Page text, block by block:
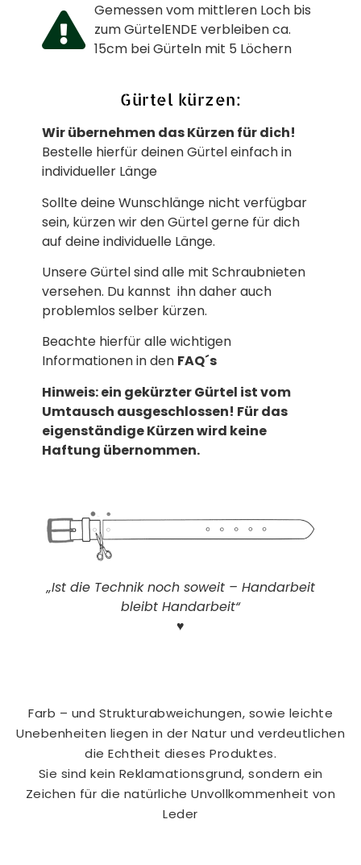
Gemessen vom mittleren Loch bis
zum GürtelENDE verbleiben ca.
15cm bei Gürteln mit 5 Löchern
Gürtel kürzen:
Wir übernehmen das Kürzen für dich!
Bestelle hierfür deinen Gürtel einfach in
individueller Länge
Sollte deine Wunschlänge nicht verfügbar
sein, kürzen wir den Gürtel gerne für dich
auf deine individuelle Länge.
Unsere Gürtel sind alle mit Schraubnieten
versehen. Du kannst ihn daher auch
problemlos selber kürzen.
Beachte hierfür alle wichtigen
Informationen in den FAQ´s
Hinweis: ein gekürzter Gürtel ist vom
Umtausch ausgeschlossen! Für das
eigenständige Kürzen wird keine
Haftung übernommen.
„Ist die Technik noch soweit – Handarbeit
bleibt Handarbeit“
♥
Farb – und Strukturabweichungen, sowie leichte
Unebenheiten liegen in der Natur und verdeutlichen
die Echtheit dieses Produktes.
Sie sind kein Reklamationsgrund, sondern ein
Zeichen für die natürliche Unvollkommenheit von
Leder